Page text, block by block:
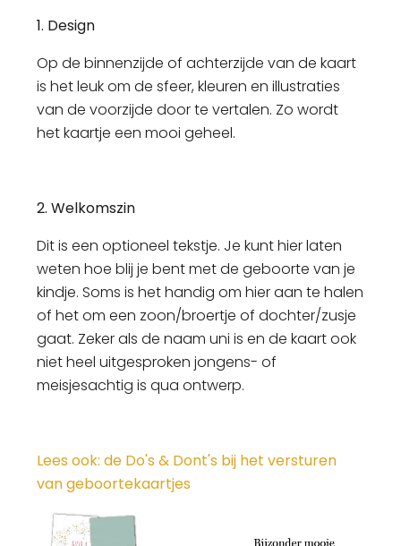
1. Design
Op de binnenzijde of achterzijde van de kaart
is het leuk om de sfeer, kleuren en illustraties
van de voorzijde door te vertalen. Zo wordt
het kaartje een mooi geheel.
2. Welkomszin
Dit is een optioneel tekstje. Je kunt hier laten
weten hoe blij je bent met de geboorte van je
kindje. Soms is het handig om hier aan te halen
of het om een zoon/broertje of dochter/zusje
gaat. Zeker als de naam uni is en de kaart ook
niet heel uitgesproken jongens- of
meisjesachtig is qua ontwerp.
Lees ook: de Do's & Dont's bij het versturen
van geboortekaartjes